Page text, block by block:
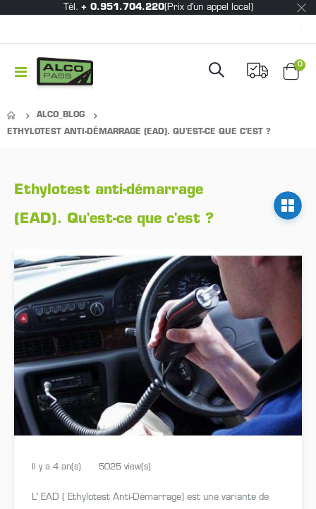
Tél. + 0.951.704.220(Prix d'un appel local)
Basculer
0
ALCO_BLOG
ETHYLOTEST ANTI-DÉMARRAGE (EAD). QU'EST-CE QUE C'EST ?
Ethylotest anti-démarrage
(EAD). Qu'est-ce que c'est ?
Il y a 4 an(s) 5025 view(s)
L' EAD ( Ethylotest Anti-Démarrage) est une variante de